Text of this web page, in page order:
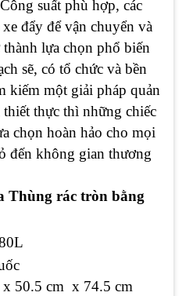
suất phù hợp, các
đẩy để vận chuyển và
lựa chọn phổ biến
sẽ, có tổ chức và bền
kiếm một giải pháp quản
thực thì những chiếc
chọn hoàn hảo cho mọi
đến không gian thương
Thùng rác tròn bằng
50.5 cm x 74.5 cm